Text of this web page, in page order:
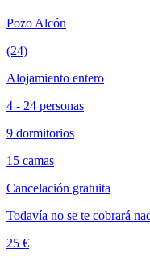
Pozo Alcón
(24)
Alojamiento entero
4 - 24 personas
9 dormitorios
15 camas
Cancelación gratuita
Todavía no se te cobrará
25 €